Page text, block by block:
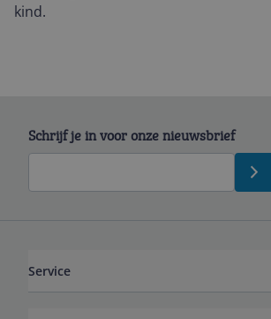
kind.
Schrijf je in voor onze nieuwsbrief
Service